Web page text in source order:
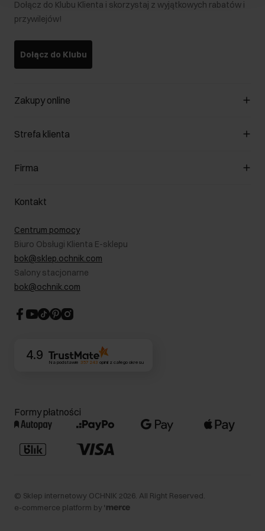
Dołącz do Klubu Klienta i skorzystaj z wyjątkowych rabatów i
przywilejów!
Dołącz do Klubu
Zakupy online
Zarządzaj cookies
Formy płatności
Jak dokonać zwrotu?
Strefa klienta
Klub Klienta
Zwróć produkty
W podróży
Karta podarunkowa
Bezpieczne zakupy
Blog
Firma
O nas
Salony
B2B - Sprzedaż dla firm
RODO- Polityka prywatności
Informacje prawne
Dla akcjonariuszy
CSR
Kontakt
Centrum pomocy
Biuro Obsługi Klienta E-sklepu
bok@sklep.ochnik.com
Salony stacjonarne
bok@ochnik.com
4.9
Na podstawie 357 243 opinii z całego okresu
Formy płatności
© Sklep internetowy OCHNIK 2026 . All Right Reserved.
e-commerce platform by